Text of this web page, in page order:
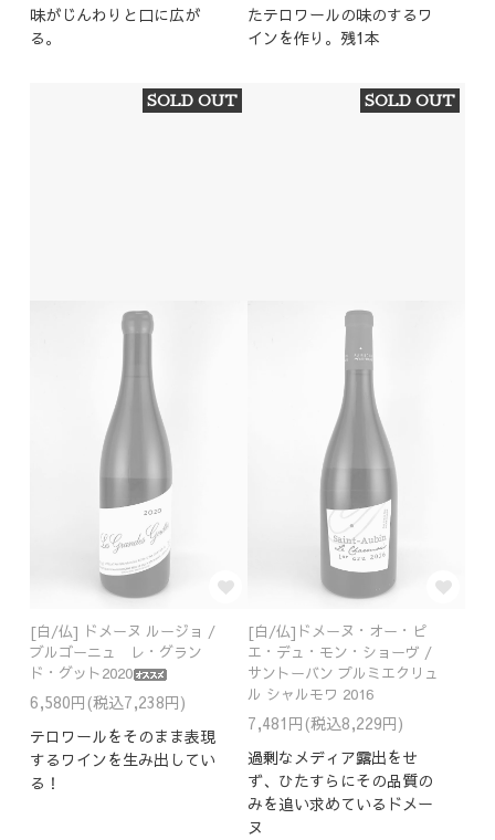
味がじんわりと口に広が
る。
たテロワールの味のするワ
インを作り。残1本
SOLD OUT
[白/仏] ドメーヌ ルージョ /
ブルゴーニュ レ・グラン
ド・グット2020
6,580円(税込7,238円)
テロワールをそのまま表現
するワインを生み出してい
る！
SOLD OUT
[白/仏]ドメーヌ・オー・ピ
エ・デュ・モン・ショーヴ /
サントーバン プルミエクリュ
ル シャルモワ 2016
7,481円(税込8,229円)
過剰なメディア露出をせ
ず、ひたすらにその品質の
みを追い求めているドメー
ヌ